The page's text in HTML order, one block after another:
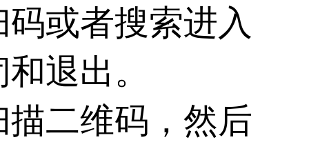
或者搜索进入
退出。
二维码，然后